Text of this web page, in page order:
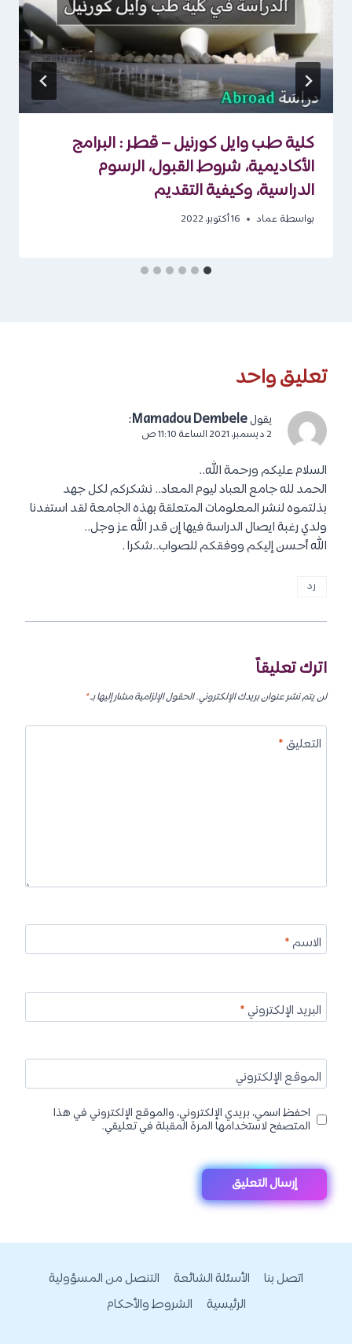
كلية طب وايل كورنيل – قطر : البرامج
الأكاديمية، شروط القبول، الرسوم
الدراسية، وكيفية التقديم
بواسطة عماد 16 أكتوبر، 2022
تعليق واحد
يقول Mamadou Dembele
:
2 ديسمبر، 2021 الساعة 11:10 ص
السلام عليكم ورحمة الله..
الحمد لله جامع العباد ليوم المعاد.. نشكركم لكل جهد
بذلتموه لنشر المعلومات المتعلقة بهذه الجامعة لقد استفدنا
ولدي رغبة ايصال الدراسة فيها إن قدر الله عز وجل..
الله أحسن إليكم ووفقكم للصواب..شكرا .
رد
اترك تعليقاً
لن يتم نشر عنوان بريدك الإلكتروني.الحقول الإلزامية مشار إليها بـ*
التعليق*
الاسم*
البريد الإلكتروني*
الموقع الإلكتروني
احفظ اسمي، بريدي الإلكتروني، والموقع الإلكتروني في هذا
المتصفح لاستخدامها المرة المقبلة في تعليقي.
اتصل بنا الأسئلة الشائعة
التنصل من المسؤولية
الرئيسية
الشروط والأحكام